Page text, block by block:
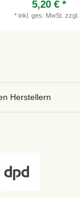
5,20 € *
* inkl. ges. MwSt. zzgl.
Herstellern